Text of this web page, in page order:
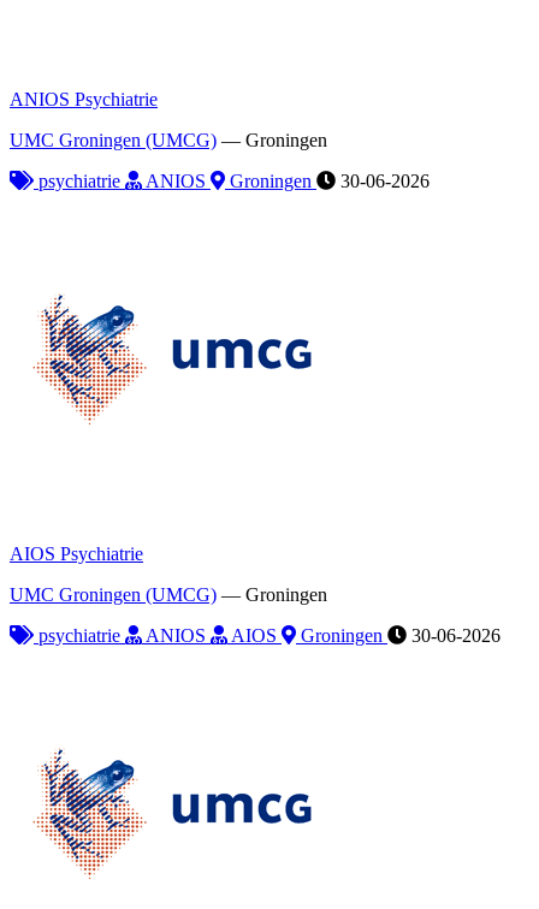
ANIOS Psychiatrie
UMC Groningen (UMCG) — Groningen
psychiatrie
ANIOS Groningen 30-06-2026
AIOS Psychiatrie
UMC Groningen (UMCG) — Groningen
psychiatrie
ANIOS AIOS Groningen 30-06-2026